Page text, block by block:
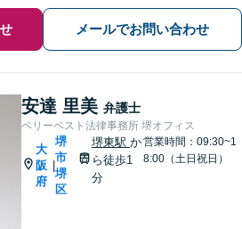
メールでお問い合わせ
安達 里美 弁護士
ベリーベスト法律事務所 堺オフィス
大
阪
府
堺
市
堺
区
堺東駅 か
ら徒歩1
分
営業時間：09:30~1
8:00（土日祝日）